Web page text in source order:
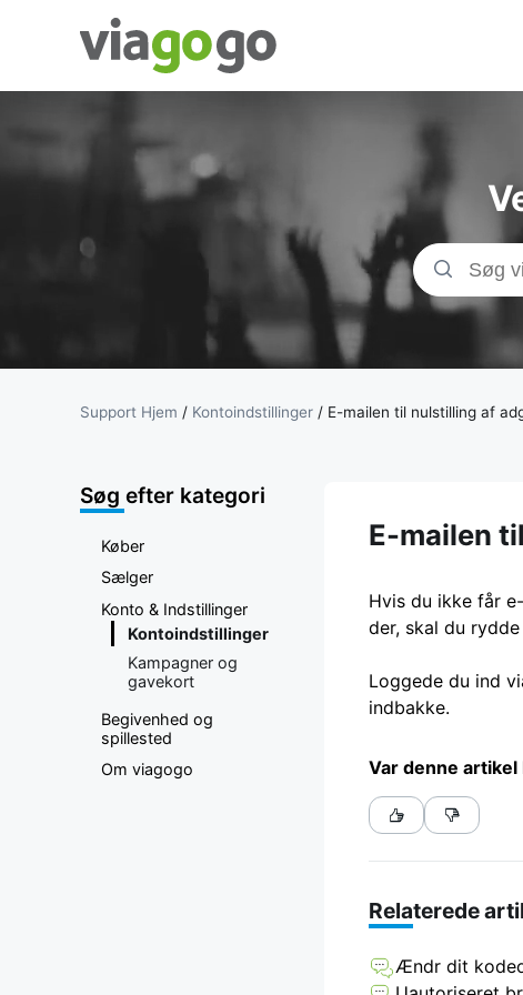
Billetter -
Sports- &amp;
Teaterbilletter |
viagogo-
Support Hjem / Kontoindstillinger / E-mailen til nulstilling af
Søg efter kategori
Køber
Sælger
Konto & Indstillinger
Kontoindstillinger
Kampagner og
gavekort
Begivenhed og
spillested
Om viagogo
E-mailen
Hvis du ikke får
der, skal du
Loggede du ind
indbakke.
Var denne
Relaterede
Ændr dit